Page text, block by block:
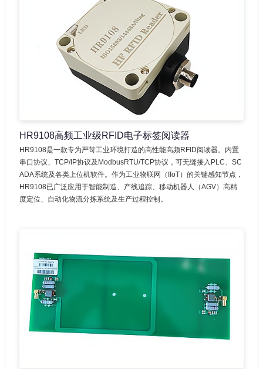
HR9108高频工业级RFID电子标签阅读器
HR9108是一款专为严苛工业环境打造的高性能高频RFID阅读器。内置
串口协议、TCP/IP协议及ModbusRTU/TCP协议，可无缝接入PLC、SC
ADA系统及各类上位机软件。作为工业物联网（IIoT）的关键感知节点，
HR9108已广泛应用于智能制造、产线追踪、移动机器人（AGV）高精
度定位、自动化物流分拣系统及生产过程控制。